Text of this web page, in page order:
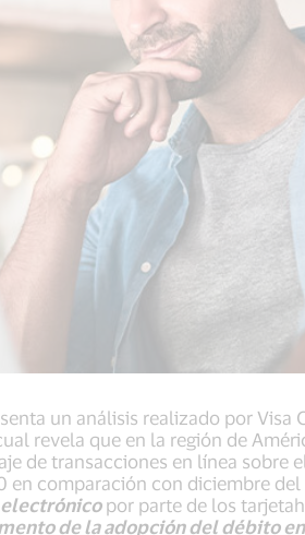
un análisis realizado por Visa
revela que en la región de
de transacciones en línea sobre
comparación con diciembre del
electrónicopor parte de los
de la adopción del débito